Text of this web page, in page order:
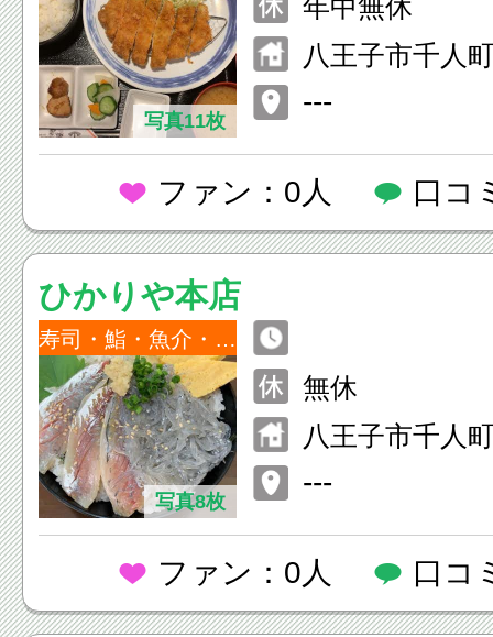
写真11枚
年中無休
八王子市千人
---
ファン：0人 口コ
ひかりや本店
寿司・鮨・魚介・海鮮
写真8枚
無休
八王子市千人
---
ファン：0人 口コ